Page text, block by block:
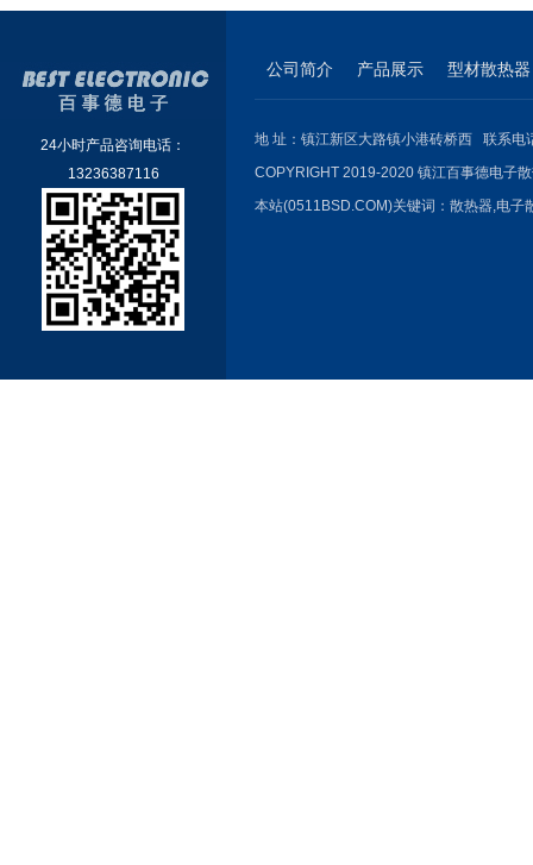
24小时产品咨询电话：
13236387116
公司简介 产品展示 型材散热器
地 址：镇江新区大路镇小港砖桥西 联系
COPYRIGHT 2019-2020 镇江百事德电子
本站(0511BSD.COM)关键词： 散热器,电子